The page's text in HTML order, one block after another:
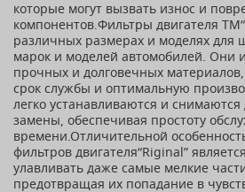
которые могут вызвать износ и
компонентов.Фильтры двигателя
различных размерах и моделях для
марок и моделей автомобилей. Они
прочных и долговечных
срок службы и оптимальную
легко устанавливаются и
замены, обеспечивая простоту
времени.Отличительной
фильтров двигателя“Riginal”
улавливать даже самые мелкие
предотвращая их попадание в